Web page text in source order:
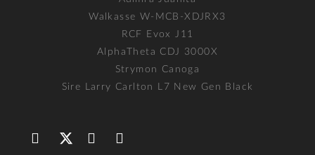
Walkasse W-MCB-XDJRX3
RCF Evox J11
AlphaTheta CDJ 3000X
Strymon Canoga
Sire Larry Carlton L7 New Gen Black